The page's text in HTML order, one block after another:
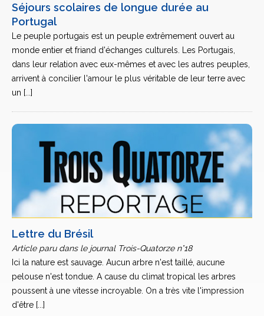
Séjours scolaires de longue durée au
Portugal
Le peuple portugais est un peuple extrêmement ouvert au
monde entier et friand d'échanges culturels. Les Portugais,
dans leur relation avec eux-mêmes et avec les autres peuples,
arrivent à concilier l'amour le plus véritable de leur terre avec
un [...]
Lettre du Brésil
Article paru dans le journal Trois-Quatorze n°18
Ici la nature est sauvage. Aucun arbre n'est taillé, aucune
pelouse n'est tondue. A cause du climat tropical les arbres
poussent à une vitesse incroyable. On a très vite l'impression
d'être [...]